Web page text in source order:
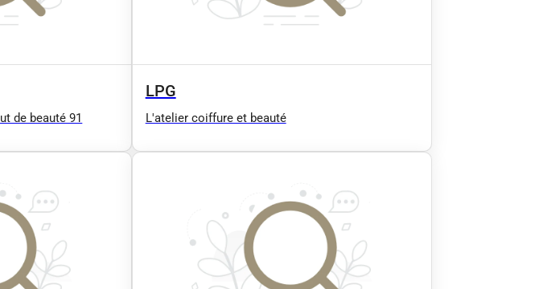
de beauté 91
LPG
L'atelier coiffure et beauté